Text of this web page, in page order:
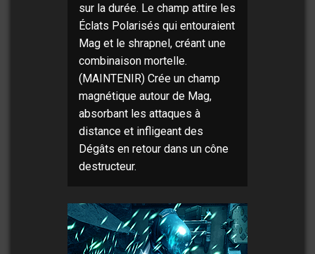
sur la durée. Le champ attire les
Éclats Polarisés qui entouraient
Mag et le shrapnel, créant une
combinaison mortelle.
(MAINTENIR) Crée un champ
magnétique autour de Mag,
absorbant les attaques à
distance et infligeant des
Dégâts en retour dans un cône
destructeur.